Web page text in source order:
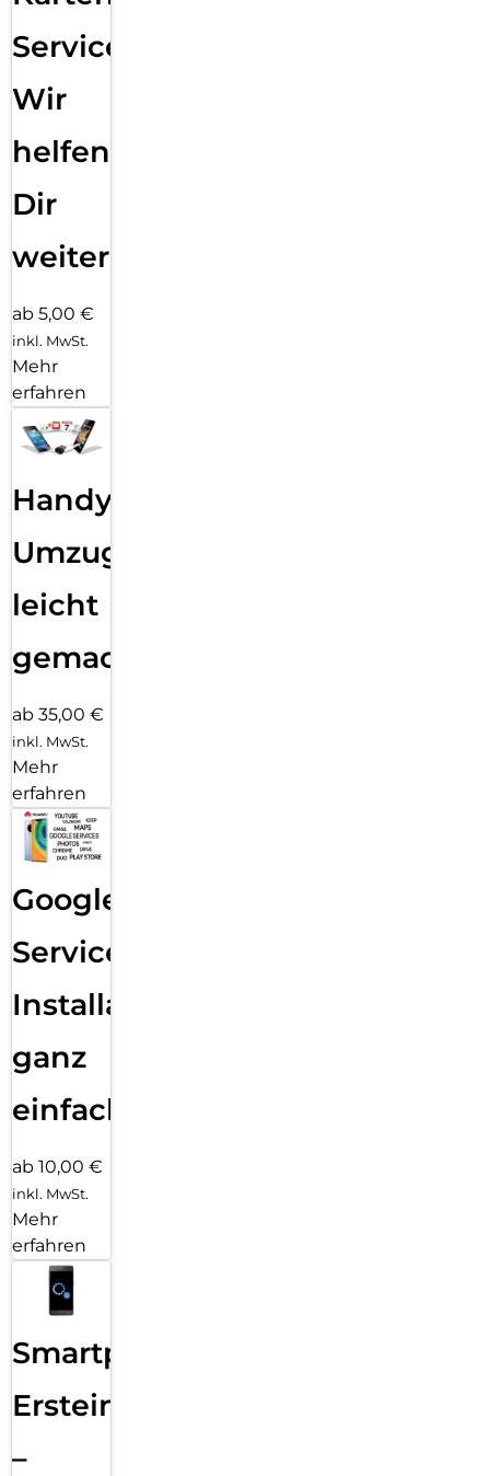
Service:
Wir
helfen
Dir
weiter
ab 5,00 €
inkl. MwSt.
Mehr
erfahren
Handy
Umzug
leicht
gemacht!
ab 35,00 €
inkl. MwSt.
Mehr
erfahren
Google
Services
Installation
ganz
einfach
ab 10,00 €
inkl. MwSt.
Mehr
erfahren
Smartphone
Ersteinrichtung
–